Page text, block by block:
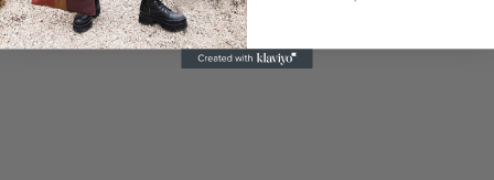
2 reseñas